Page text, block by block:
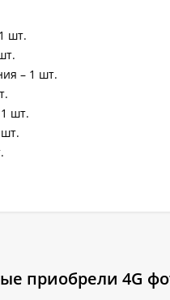
шт.
– 1 шт.
шт.
приобрели 4G